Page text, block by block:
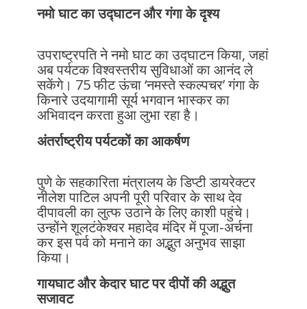
नमो घाट का उद्घाटन और गंगा के दृश्य
उपराष्ट्रपति ने नमो घाट का उद्घाटन किया, जहां
अब पर्यटक विश्वस्तरीय सुविधाओं का आनंद ले
सकेंगे। 75 फीट ऊंचा ‘नमस्ते स्कल्पचर’ गंगा के
किनारे उदयागामी सूर्य भगवान भास्कर का
अभिवादन करता हुआ लुभा रहा है।
अंतर्राष्ट्रीय पर्यटकों का आकर्षण
पुणे के सहकारिता मंत्रालय के डिप्टी डायरेक्टर
नीलेश पाटिल अपनी पूरी परिवार के साथ देव
दीपावली का लुत्फ उठाने के लिए काशी पहुंचे।
उन्होंने शूलटंकेश्वर महादेव मंदिर में पूजा-अर्चना
कर इस पर्व को मनाने का अद्भुत अनुभव साझा
किया।
गायघाट और केदार घाट पर दीपों की अद्भुत
सजावट